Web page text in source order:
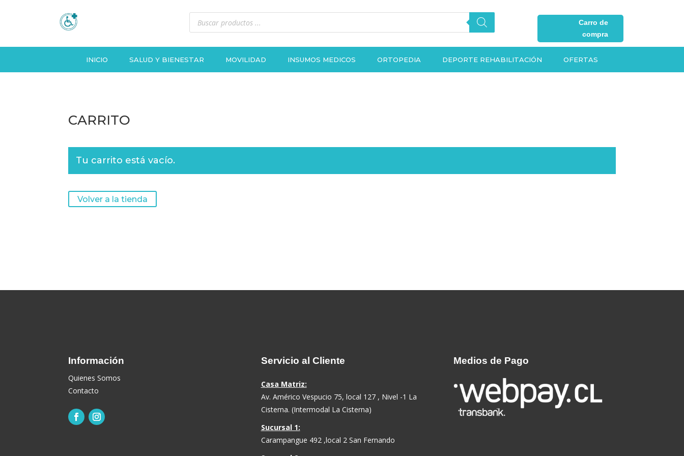
Búsqueda
productos
Carro de
compra
INICIO SALUD Y BIENESTAR MOVILIDAD INSUMOS MEDICOS ORTOPEDIA DEPORTE REHABILITACIÓN OFERTAS
CARRITO
Tu carrito está vacío.
Volver a la tienda
Información
Quienes Somos
Contacto
Servicio al Cliente
Casa Matriz:
Av. Américo Vespucio 75, local 127 , Nivel -1 La
Cisterna. (Intermodal La Cisterna)
Sucursal 1:
Carampangue 492 ,local 2 San Fernando
Medios de Pago